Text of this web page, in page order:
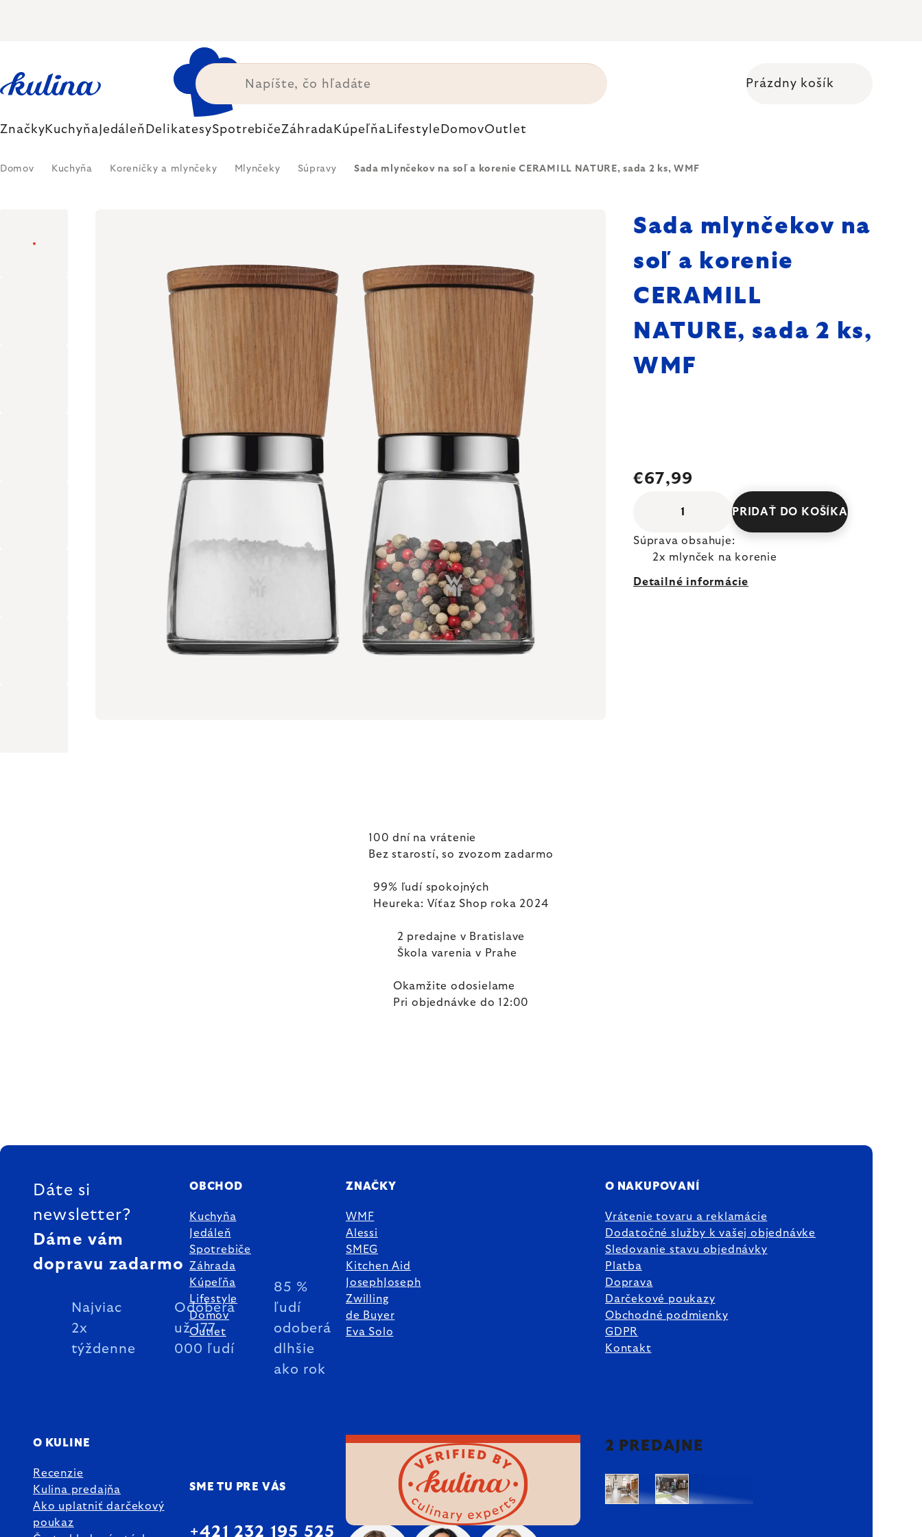
Prázdny košík
ZnačkyKuchyňa Jedáleň DelikatesySpotrebičeZáhrada Kúpeľňa Lifestyle DomovOutlet
Domov Kuchyňa Koreničky a mlynčeky Mlynčeky Súpravy Sada mlynčekov na soľ a korenie CERAMILL NATURE, sada 2 ks, WMF
Sada mlynčekov na
soľ a korenie
CERAMILL
NATURE, sada 2 ks,
WMF
€67,99
PRIDAŤ DO KOŠÍKA
Súprava obsahuje:
2x mlynček na korenie
Detailné informácie
100 dní na vrátenie
Bez starostí, so zvozom zadarmo
99% ľudí spokojných
Heureka: Víťaz Shop roka 2024
2 predajne v Bratislave
Škola varenia v Prahe
Okamžite odosielame
Pri objednávke do 12:00
ZÁPÄTIE
Dáte si
newsletter?
Dáme vám
dopravu zadarmo
Najviac
2x
týždenne
Odoberá
už 177
000 ľudí
85 %
ľudí
odoberá
dlhšie
ako rok
OBCHOD
Kuchyňa
Jedáleň
Spotrebiče
Záhrada
Kúpeľňa
Lifestyle
Domov
Outlet
ZNAČKY
WMF
Alessi
SMEG
Kitchen Aid
JosephJoseph
Zwilling
de Buyer
Eva Solo
O NAKUPOVANÍ
Vrátenie tovaru a reklamácie
Dodatočné služby k vašej objednávke
Sledovanie stavu objednávky
Platba
Doprava
Darčekové poukazy
Obchodné podmienky
GDPR
Kontakt
O KULINE
Recenzie
Kulina predajňa
Ako uplatniť darčekový
poukaz
SME TU PRE VÁS
+421 232 195 525
2 PREDAJNE